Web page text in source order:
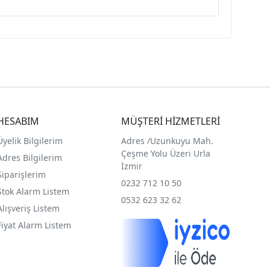
Bilgilerim
Bilgilerim
Alarm Listem
Listem
Alarm Listem
MÜŞTERİ HİZMETLERİ
Adres /Uzunkuyu Mah.
Çeşme Yolu Üzeri Urla
İzmir
0232 712 10 50
0532 623 32 62